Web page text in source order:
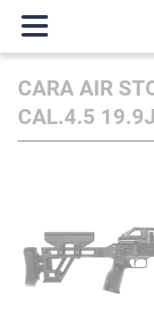
CARA AIR
CAL.4.5